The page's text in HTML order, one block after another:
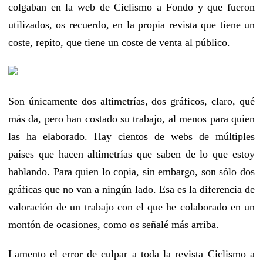
colgaban en la web de Ciclismo a Fondo y que fueron
utilizados, os recuerdo, en la propia revista que tiene un
coste, repito, que tiene un coste de venta al público.
Son únicamente dos altimetrías, dos gráficos, claro, qué
más da, pero han costado su trabajo, al menos para quien
las ha elaborado. Hay cientos de webs de múltiples
países que hacen altimetrías que saben de lo que estoy
hablando. Para quien lo copia, sin embargo, son sólo dos
gráficas que no van a ningún lado. Esa es la diferencia de
valoración de un trabajo con el que he colaborado en un
montón de ocasiones, como os señalé más arriba.
Lamento el error de culpar a toda la revista Ciclismo a